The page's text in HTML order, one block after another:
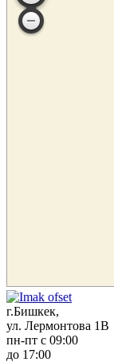
г.Бишкек,
ул. Лермонтова 1В
пн-пт с 09:00
до 17:00